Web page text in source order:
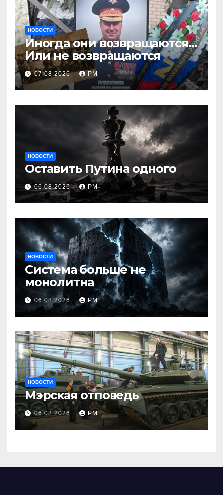
НОВОСТИ
Иногда они возвращаются…
Или не возвращаются
07.08.2026 РМ
НОВОСТИ
Оставить Путина одного
06.08.2026 РМ
НОВОСТИ
Система больше не
монолитна
06.08.2026 РМ
НОВОСТИ
Мэрская отповедь
06.08.2026 РМ